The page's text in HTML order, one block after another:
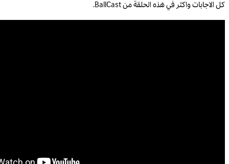
كل الاجابات واكثر في هذه الحلقة من BallCast.